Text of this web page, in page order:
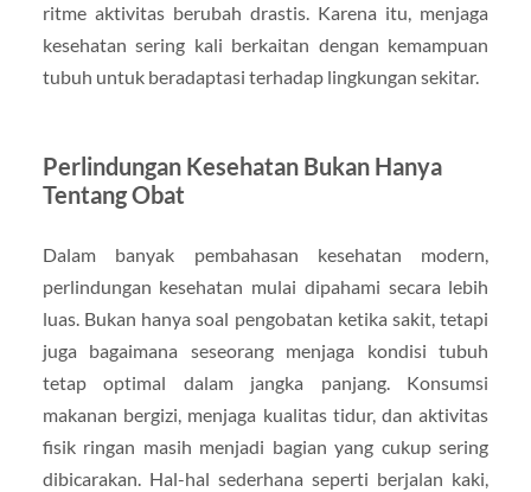
ritme aktivitas berubah drastis. Karena itu, menjaga
kesehatan sering kali berkaitan dengan kemampuan
tubuh untuk beradaptasi terhadap lingkungan sekitar.
Perlindungan Kesehatan Bukan Hanya
Tentang Obat
Dalam banyak pembahasan kesehatan modern,
perlindungan kesehatan mulai dipahami secara lebih
luas. Bukan hanya soal pengobatan ketika sakit, tetapi
juga bagaimana seseorang menjaga kondisi tubuh
tetap optimal dalam jangka panjang. Konsumsi
makanan bergizi, menjaga kualitas tidur, dan aktivitas
fisik ringan masih menjadi bagian yang cukup sering
dibicarakan. Hal-hal sederhana seperti berjalan kaki,